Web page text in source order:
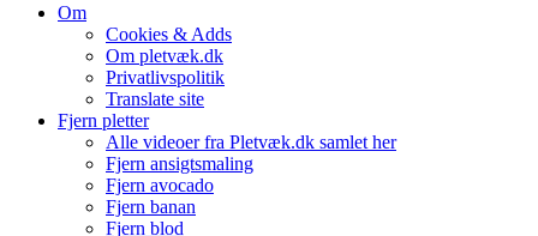
Om
Cookies & Adds
Om pletvæk.dk
Privatlivspolitik
Translate site
Fjern pletter
Alle videoer fra Pletvæk.dk samlet her
Fjern ansigtsmaling
Fjern avocado
Fjern banan
Fjern blod